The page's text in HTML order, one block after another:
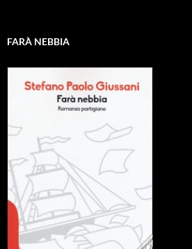
FARÀ NEBBIA